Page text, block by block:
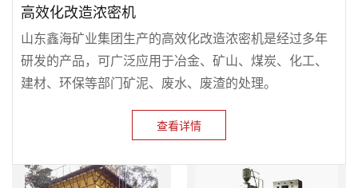
高效化改造浓密机
山东鑫海矿业集团生产的高效化改造浓密机是经过多年
研发的产品，可广泛应用于冶金、矿山、煤炭、化工、
建材、环保等部门矿泥、废水、废渣的处理。
查看详情